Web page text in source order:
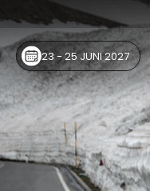
23 - 25 JUNI 2027